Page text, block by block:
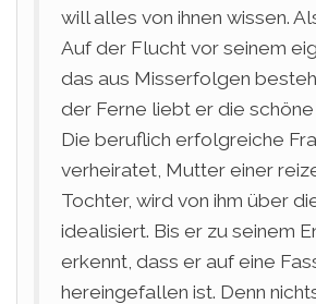
will alles von ihnen wissen.
Auf der Flucht vor seinem
das aus Misserfolgen
der Ferne liebt er die schöne
Die beruflich erfolgreiche
verheiratet, Mutter einer
Tochter, wird von ihm über
idealisiert. Bis er zu seinem
erkennt, dass er auf eine
hereingefallen ist. Denn